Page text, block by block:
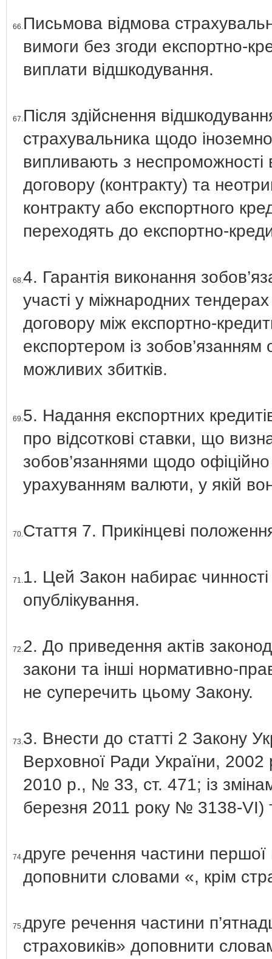
66.Письмова відмова
вимоги без згоди експортно-
виплати відшкодування.
67.Після здійснення
страхувальника щодо
випливають з неспроможності
договору (контракту) та
контракту або експортного
переходять до експортно-
68.4. Гарантія виконання
участі у міжнародних
договору між експортно-
експортером із
можливих збитків.
69.5. Надання експортних
про відсоткові ставки, що
зобов’язаннями щодо
урахуванням валюти, у якій
70.Стаття 7. Прикінцеві
71.1. Цей Закон набирає
опублікування.
72.2. До приведення актів
закони та інші нормативно-
не суперечить цьому Закону.
73.3. Внести до статті 2 Закону
Верховної Ради України,
2010 р., № 33, ст. 471; із
березня 2011 року № 3138-VІ)
74.друге речення частини
доповнити словами «, крім
75.друге речення частини
страховиків» доповнити